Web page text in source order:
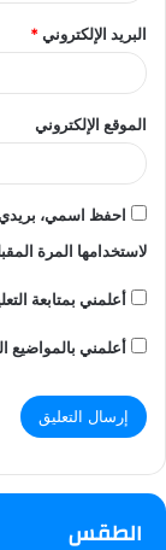
البريد الإلكتروني*
الموقع الإلكتروني
احفظ اسمي، بريدي
لاستخدامها المرة
أعلمني بمتابعة
أعلمني بالمواضيع
الطقس